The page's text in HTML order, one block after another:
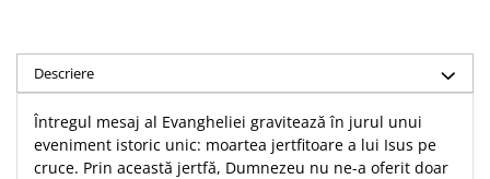
Pedagogie
Poezii
Reviste
Sanatate
Tablouri
Tablouri canvas
Termos
Descriere
Întregul mesaj al Evangheliei gravitează în jurul unui
eveniment istoric unic: moartea jertfitoare a lui Isus pe
cruce. Prin această jertfă, Dumnezeu nu ne-a oferit doar